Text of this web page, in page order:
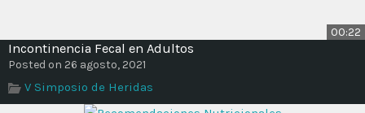
00:22
Incontinencia Fecal en Adultos
Posted on 26 agosto, 2021
V Simposio de Heridas